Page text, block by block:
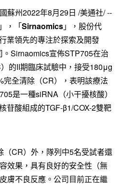
蘇州2022年8月29日 /美通社/ --
」，「Sirnaomics」，股份代
業領先的專注於探索及開發
Sirnaomics宣佈STP705在治
的II期臨床試驗中，接受180μg
全清除（CR），表明該療法
是一種siRNA（小干擾核酸）
苷酸組成的TGF-β1/COX-2雙靶
（CR）外，隊列中5名受試者還
效果，具有良好的安全性（無
膚不良反應。公司目前正在繼